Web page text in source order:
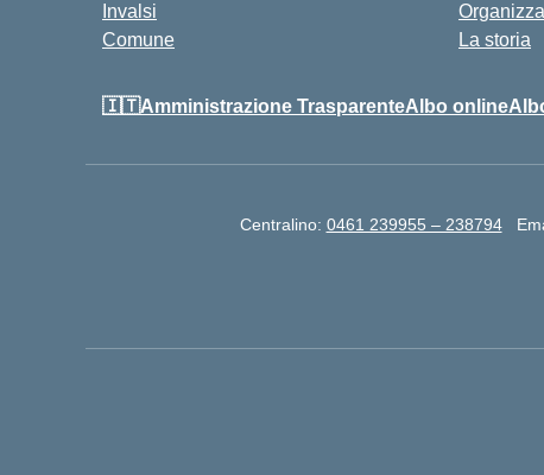
Invalsi
Comune
La storia
🇮🇹Amministrazione TrasparenteAlbo online
Centralino: 0461 239955 – 238794